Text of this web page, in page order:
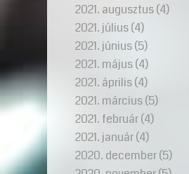
2021. augusztus(4)
2021. július(4)
2021. június(5)
2021. május(4)
2021. április(4)
2021. március(5)
2021. február(4)
2021. január(4)
2020. december(5)